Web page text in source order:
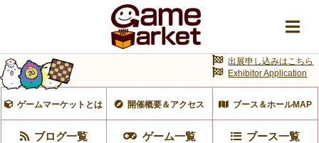
ゲームマーケットとは 開催概要＆アクセス ブース＆ホールMAP
ブログ一覧 ゲーム一覧 ブース一覧
出展申し込みはこちら
Exhibitor Application